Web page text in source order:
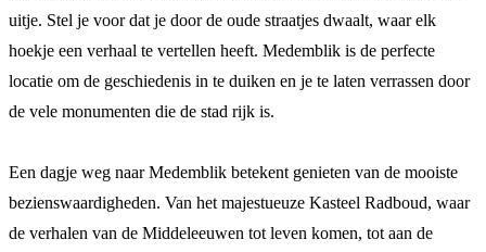
uitje. Stel je voor dat je door de oude straatjes dwaalt, waar elk
hoekje een verhaal te vertellen heeft. Medemblik is de perfecte
locatie om de geschiedenis in te duiken en je te laten verrassen door
de vele monumenten die de stad rijk is.
Een dagje weg naar Medemblik betekent genieten van de mooiste
bezienswaardigheden. Van het majestueuze Kasteel Radboud, waar
de verhalen van de Middeleeuwen tot leven komen, tot aan de